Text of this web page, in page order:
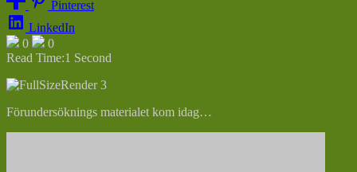
Pinterest
LinkedIn
0
0
Read Time:1 Second
Förundersöknings materialet kom idag…